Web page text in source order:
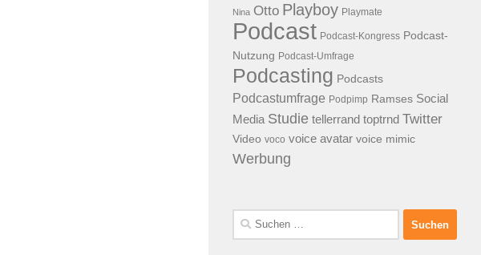
Nina Otto Playboy Playmate
Podcast Podcast-Kongress Podcast-
Nutzung Podcast-Umfrage
Podcasting Podcasts
Podcastumfrage Podpimp Ramses Social
Media Studie tellerrand toptrnd Twitter
Video voco voice avatar voice mimic
Werbung
Suchen
nach: